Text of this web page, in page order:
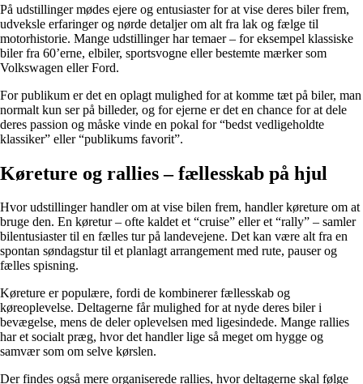
På udstillinger mødes ejere og entusiaster for at vise deres biler frem,
udveksle erfaringer og nørde detaljer om alt fra lak og fælge til
motorhistorie. Mange udstillinger har temaer – for eksempel klassiske
biler fra 60’erne, elbiler, sportsvogne eller bestemte mærker som
Volkswagen eller Ford.
For publikum er det en oplagt mulighed for at komme tæt på biler, man
normalt kun ser på billeder, og for ejerne er det en chance for at dele
deres passion og måske vinde en pokal for “bedst vedligeholdte
klassiker” eller “publikums favorit”.
Køreture og rallies – fællesskab på hjul
Hvor udstillinger handler om at vise bilen frem, handler køreture om at
bruge den. En køretur – ofte kaldet et “cruise” eller et “rally” – samler
bilentusiaster til en fælles tur på landevejene. Det kan være alt fra en
spontan søndagstur til et planlagt arrangement med rute, pauser og
fælles spisning.
Køreture er populære, fordi de kombinerer fællesskab og
køreoplevelse. Deltagerne får mulighed for at nyde deres biler i
bevægelse, mens de deler oplevelsen med ligesindede. Mange rallies
har et socialt præg, hvor det handler lige så meget om hygge og
samvær som om selve kørslen.
Der findes også mere organiserede rallies, hvor deltagerne skal følge